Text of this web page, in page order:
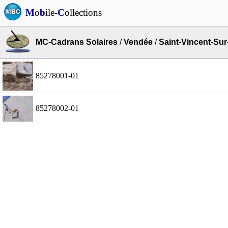
Mobile-Collections
MC-Cadrans Solaires /Vendée /Saint-Vincent-
85278001-01
85278002-01